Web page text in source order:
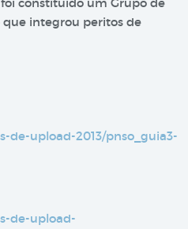
que integrou peritos de
de-upload-2013/pnso_guia3-
de-upload-